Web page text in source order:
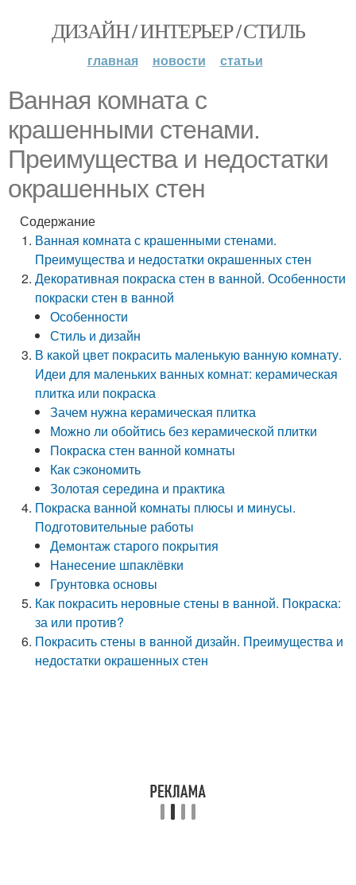
ДИЗАЙН / ИНТЕРЬЕР / СТИЛЬ
главная новости статьи
Ванная комната с
крашенными стенами.
Преимущества и недостатки
окрашенных стен
Содержание
Ванная комната с крашенными стенами.
Преимущества и недостатки окрашенных стен
Декоративная покраска стен в ванной. Особенности
покраски стен в ванной
Особенности
Стиль и дизайн
В какой цвет покрасить маленькую ванную комнату.
Идеи для маленьких ванных комнат: керамическая
плитка или покраска
Зачем нужна керамическая плитка
Можно ли обойтись без керамической плитки
Покраска стен ванной комнаты
Как сэкономить
Золотая середина и практика
Покраска ванной комнаты плюсы и минусы.
Подготовительные работы
Демонтаж старого покрытия
Нанесение шпаклёвки
Грунтовка основы
Как покрасить неровные стены в ванной. Покраска:
за или против?
Покрасить стены в ванной дизайн. Преимущества и
недостатки окрашенных стен